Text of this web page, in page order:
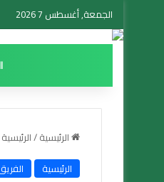
الجمعة, أغسطس 7 2026
الرئيسية/الرئيسية
الرئيسية